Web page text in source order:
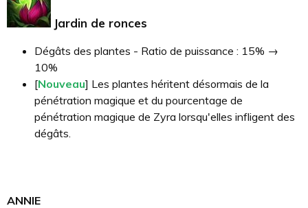
Jardin de ronces
Dégâts des plantes - Ratio de puissance : 15% →
10%
[Nouveau] Les plantes héritent désormais de la
pénétration magique et du pourcentage de
pénétration magique de Zyra lorsqu'elles infligent des
dégâts.
ANNIE